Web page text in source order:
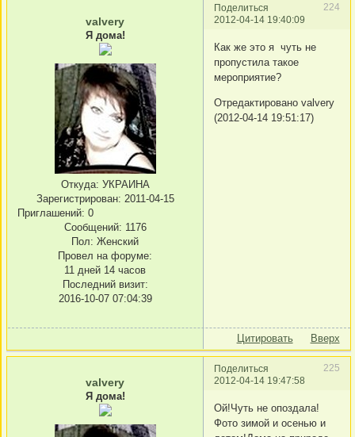
Поделиться
224
2012-04-14 19:40:09
valvery
Я дома!
Откуда: УКРАИНА
Зарегистрирован: 2011-04-15
Приглашений: 0
Сообщений: 1176
Пол: Женский
Провел на форуме:
11 дней 14 часов
Последний визит:
2016-10-07 07:04:39
Как же это я чуть не
пропустила такое
мероприятие?
Отредактировано valvery
(2012-04-14 19:51:17)
Цитировать Вверх
Поделиться
225
2012-04-14 19:47:58
valvery
Я дома!
Ой!Чуть не опоздала!
Фото зимой и осенью и